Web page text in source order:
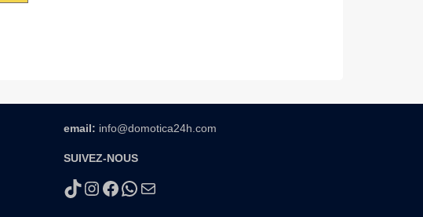
email: info@domotica24h.com
SUIVEZ-NOUS
TikTok
Instagram
Facebook
WhatsApp
E-mail